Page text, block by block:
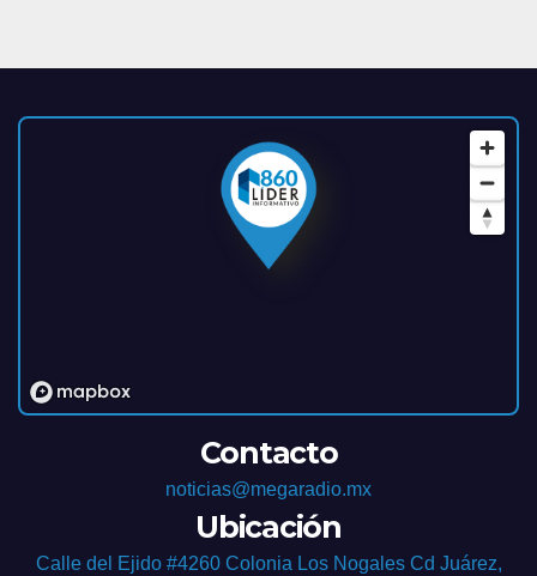
Contacto
noticias@megaradio.mx
Ubicación
Calle del Ejido #4260 Colonia Los Nogales Cd Juárez,